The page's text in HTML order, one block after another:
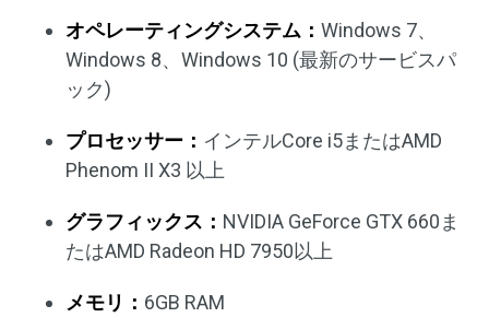
オペレーティングシステム： Windows 7、
Windows 8、Windows 10 (最新のサービスパ
ック)
プロセッサー： インテルCore i5またはAMD
Phenom II X3 以上
グラフィックス： NVIDIA GeForce GTX 660ま
たはAMD Radeon HD 7950以上
メモリ： 6GB RAM